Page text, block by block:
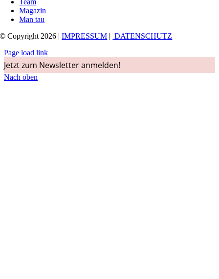
Team
Magazin
Man tau
© Copyright 2026 |IMPRESSUM | DATENSCHUTZ
Page load link
Jetzt zum Newsletter anmelden!
Nach oben